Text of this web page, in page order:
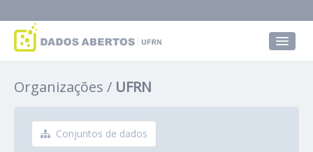
Grupos
Sobre
Organizações UFRN
Conjuntos de dados